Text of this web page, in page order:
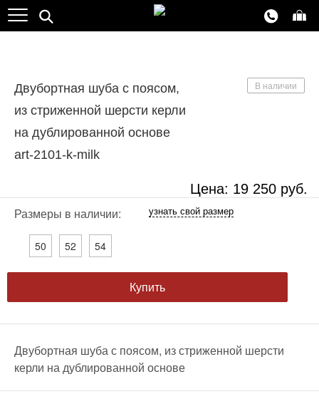
В наличии
Двубортная шуба с поясом,
из стриженной шерсти керли
на дублированной основе
art-2101-k-milk
Цена: 19 250 руб.
Размеры в наличии:
50 52 54
узнать свой размер
Купить
Двубортная шуба с поясом, из стриженной шерсти
керли на дублированной основе